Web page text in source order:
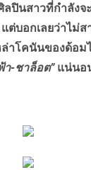
ลปินสาวที่กำลัง
ต่บอกเลยว่าไม่
าโคนันของด้อ
า-ชาล็อต”แน่นอ